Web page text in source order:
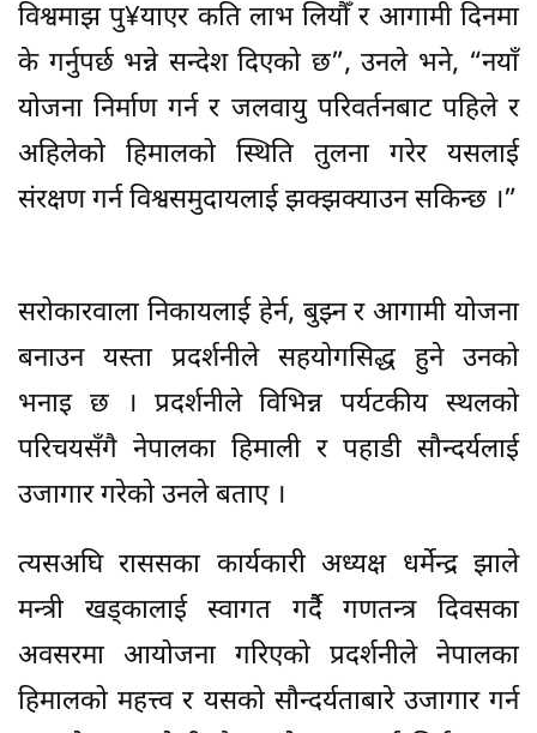
विश्वमाझ पु¥याएर कति लाभ लियौँ र आगामी दिनमा
के गर्नुपर्छ भन्ने सन्देश दिएको छ”, उनले भने, “नयाँ
योजना निर्माण गर्न र जलवायु परिवर्तनबाट पहिले र
अहिलेको हिमालको स्थिति तुलना गरेर यसलाई
संरक्षण गर्न विश्वसमुदायलाई झक्झक्याउन सकिन्छ ।”
सरोकारवाला निकायलाई हेर्न, बुझ्न र आगामी योजना
बनाउन यस्ता प्रदर्शनीले सहयोगसिद्ध हुने उनको
भनाइ छ । प्रदर्शनीले विभिन्न पर्यटकीय स्थलको
परिचयसँगै नेपालका हिमाली र पहाडी सौन्दर्यलाई
उजागार गरेको उनले बताए ।
त्यसअघि राससका कार्यकारी अध्यक्ष धर्मेन्द्र झाले
मन्त्री खड्कालाई स्वागत गर्दैै गणतन्त्र दिवसका
अवसरमा आयोजना गरिएको प्रदर्शनीले नेपालका
हिमालको महत्त्व र यसको सौन्दर्यताबारे उजागार गर्न